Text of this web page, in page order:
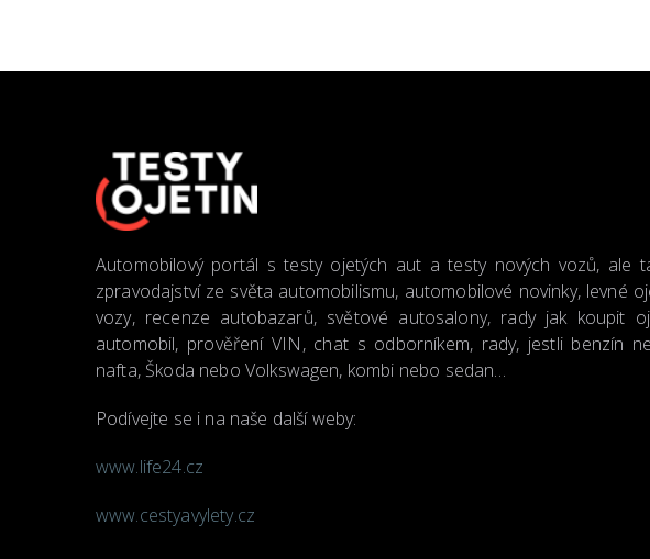
Automobilový portál s testy ojetých aut a testy nových vozů, ale
zpravodajství ze světa automobilismu, automobilové novinky, levné
vozy, recenze autobazarů, světové autosalony, rady jak koupit
automobil, prověření VIN, chat s odborníkem, rady, jestli benzín
nafta, Škoda nebo Volkswagen, kombi nebo sedan…
Podívejte se i na naše další weby:
www.life24.cz
www.cestyavylety.cz